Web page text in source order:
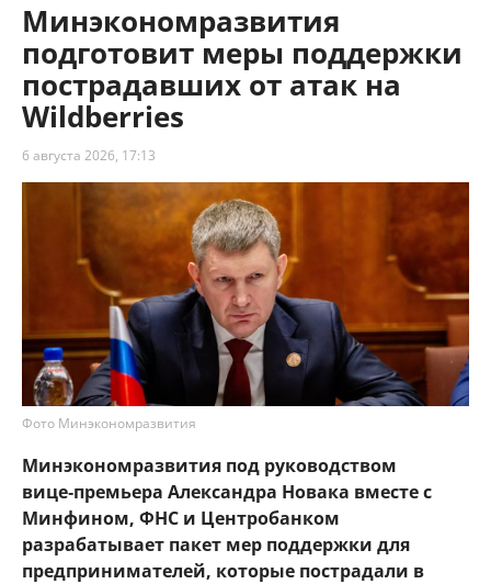
Минэкономразвития
подготовит меры поддержки
пострадавших от атак на
Wildberries
6 августа 2026, 17:13
Фото Минэкономразвития
Минэкономразвития под руководством
вице‑премьера Александра Новака вместе с
Минфином, ФНС и Центробанком
разрабатывает пакет мер поддержки для
предпринимателей, которые пострадали в